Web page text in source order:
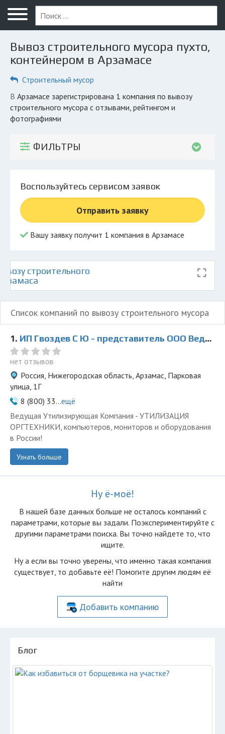
Меню
Главная
Вопрос юристу
Компании
КОМПАНИЯМ
© 2026 Все права защищены
Вывоз строительного мусора пухто,
контейнером в Арзамасе
Строительный мусор
в Арзамасе зарегистрирована 1 компания по вывозу
строительного мусора с отзывами, рейтингом и
фотографиями
ФИЛЬТРЫ
Воспользуйтесь сервисом заявок
Отправить заявку
Вашу заявку получит 1 компания в Арзамасе
строительного
Список компаний по вывозу строительного мусора
1. ИП Гвоздев С Ю - представитель ООО Ведущая Утилизирующая Компания
нет отзывов
Россия, Нижегородская область, Арзамас, Парковая
улица, 1Г
8 (800) 33...ещё
Ведущая Утилизирующая Компания - УТИЛИЗАЦИЯ
ОРГТЕХНИКИ, компьютеров, мониторов и оборудования
в России!
Узнать больше
Ну ё-моё!
В нашей базе данных больше не осталоcь компаний с
параметрами, которые вы задали. Поэкспериментируйте с
другими параметрами поиска. Вы точно найдете то, что
ищите.
Ну а если вы точно уверены, что именно такая компания
существует, то добавьте её! Помогите другим людям её
найти
Добавить компанию
Блог